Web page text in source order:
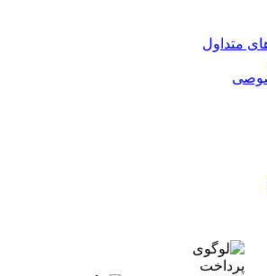
متداول